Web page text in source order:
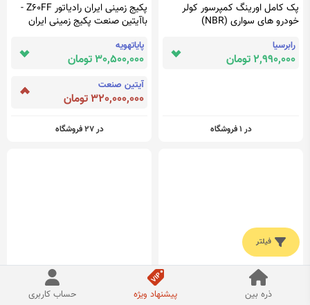
پک کامل اورینگ کمپرسور کولر
خودرو های سواری (NBR)
رابرسیا
2,990,000 تومان
در 1 فروشگاه
پکیج زمینی ایران رادیاتور Z60FF -
باآیتین صنعت پکیج زمینی ایران
پایاتهویه
30,500,000 تومان
آیتین صنعت
320,000,000 تومان
در 27 فروشگاه
ابعاد مختلف + ترانس
فیلتر
ذره بین پیشنهاد ویژه حساب کاربری